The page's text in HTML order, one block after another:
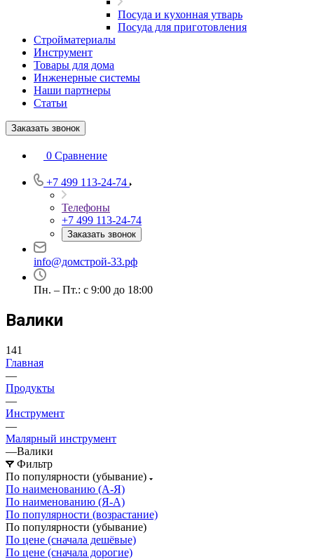
Посуда и кухонная утварь
Посуда для приготовления
Стройматериалы
Инструмент
Товары для дома
Инженерные системы
Наши партнеры
Статьи
Заказать звонок
0 Сравнение
+7 499 113-24-74
Телефоны
+7 499 113-24-74
Заказать звонок
info@домстрой-33.рф
Пн. – Пт.: с 9:00 до 18:00
Валики
141
Главная
—
Продукты
—
Инструмент
—
Малярный инструмент
—Валики
Фильтр
По популярности (убывание)
По наименованию (А-Я)
По наименованию (Я-А)
По популярности (возрастание)
По популярности (убывание)
По цене (сначала дешёвые)
По цене (сначала дорогие)